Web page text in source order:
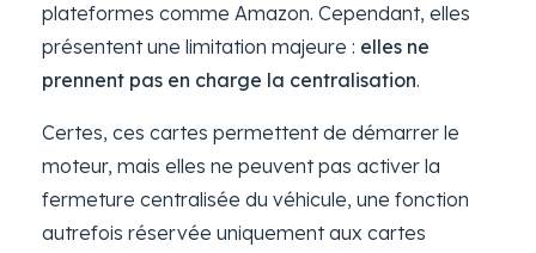
plateformes comme Amazon. Cependant, elles
présentent une limitation majeure : elles ne
prennent pas en charge la centralisation.
Certes, ces cartes permettent de démarrer le
moteur, mais elles ne peuvent pas activer la
fermeture centralisée du véhicule, une fonction
autrefois réservée uniquement aux cartes